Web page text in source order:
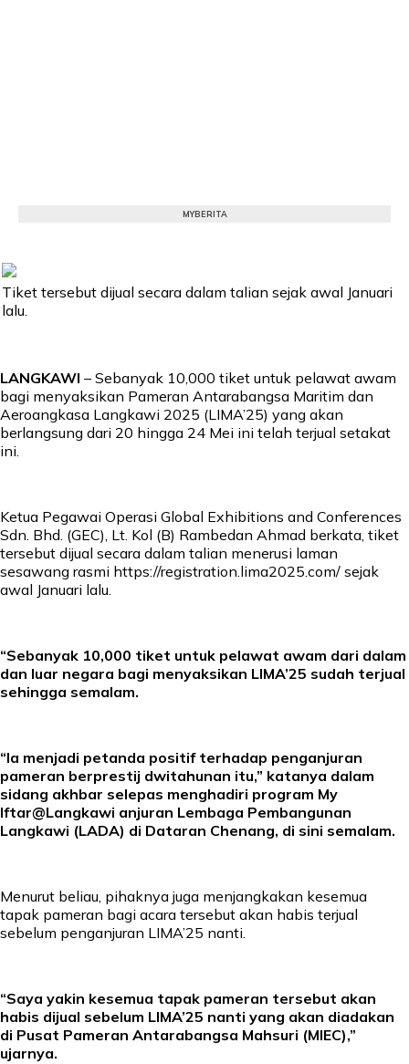
MYBERITA
Tiket tersebut dijual secara dalam talian sejak awal Januari
lalu.
LANGKAWI – Sebanyak 10,000 tiket untuk pelawat awam
bagi menyaksikan Pameran Antarabangsa Maritim dan
Aeroangkasa Langkawi 2025 (LIMA’25) yang akan
berlangsung dari 20 hingga 24 Mei ini telah terjual setakat
ini.
Ketua Pegawai Operasi Global Exhibitions and Conferences
Sdn. Bhd. (GEC), Lt. Kol (B) Rambedan Ahmad berkata, tiket
tersebut dijual secara dalam talian menerusi laman
sesawang rasmi https://registration.lima2025.com/ sejak
awal Januari lalu.
“Sebanyak 10,000 tiket untuk pelawat awam dari dalam
dan luar negara bagi menyaksikan LIMA’25 sudah terjual
sehingga semalam.
“Ia menjadi petanda positif terhadap penganjuran
pameran berprestij dwitahunan itu,” katanya dalam
sidang akhbar selepas menghadiri program My
Iftar@Langkawi anjuran Lembaga Pembangunan
Langkawi (LADA) di Dataran Chenang, di sini semalam.
Menurut beliau, pihaknya juga menjangkakan kesemua
tapak pameran bagi acara tersebut akan habis terjual
sebelum penganjuran LIMA’25 nanti.
“Saya yakin kesemua tapak pameran tersebut akan
habis dijual sebelum LIMA’25 nanti yang akan diadakan
di Pusat Pameran Antarabangsa Mahsuri (MIEC),”
ujarnya.